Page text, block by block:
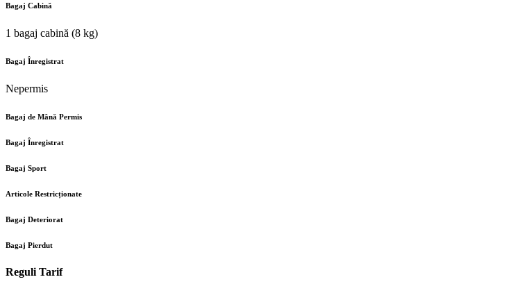
Bagaj Cabină
1 bagaj cabină (8 kg)
Bagaj Înregistrat
Nepermis
Bagaj de Mână Permis
Bagaj Înregistrat
Bagaj Sport
Articole Restricționate
Bagaj Deteriorat
Bagaj Pierdut
Reguli Tarif